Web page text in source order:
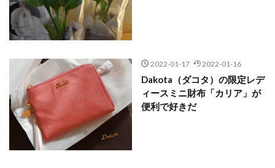
2022-01-17 2022-01-16
Dakota（ダコタ）の限定レデ
ィースミニ財布「カリア」が
便利で好きだ